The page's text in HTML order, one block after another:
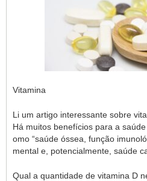
Vitamina
Li um artigo interessante sobre
Há muitos benefícios para a
omo “saúde óssea, função
mental e, potencialmente, saúde
Qual a quantidade de vitamina D